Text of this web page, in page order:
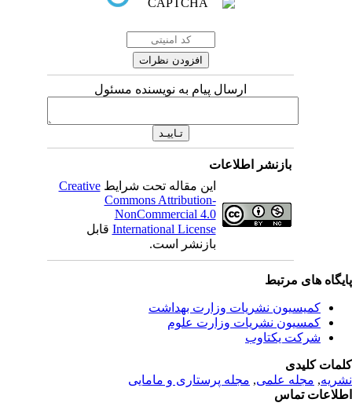
ارسال پیام به نویسنده مسئول
بازنشر اطلاعات
این مقاله تحت شرایطCreative
Commons Attribution-
NonCommercial 4.0
International Licenseقابل
بازنشر است.
های مرتبط
کمیسیون نشریات وزارت بهداشت
کمسیون نشریات وزارت علوم
شرکت یکتاوب
کلیدی
,مجله علمی, مجله پرستاری و مامایی
تماس